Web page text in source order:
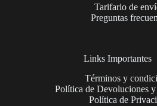
Tarifario de
Preguntas
Links Importantes
Términos y
Política de Devoluciones
Política de